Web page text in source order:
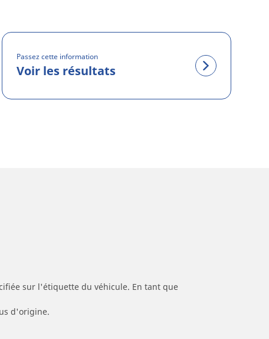
Passez cette information
Voir les résultats
sur l'étiquette du véhicule. En tant que
d'origine.